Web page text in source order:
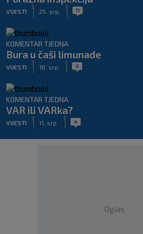
VIJESTI 25. srp. 11
KOMENTAR TJEDNA
Bura u čaši limunade
VIJESTI 18. srp. 0
KOMENTAR TJEDNA
VAR ili VARka?
VIJESTI 11. srp. 4
Oglas